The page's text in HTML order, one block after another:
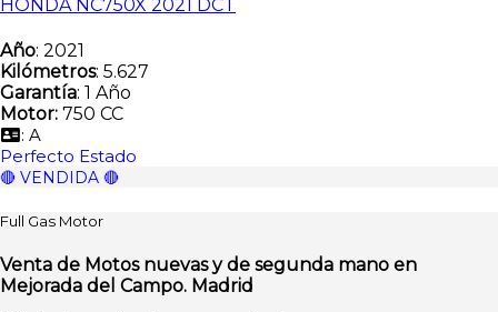
HONDA NC750X 2021 DCT
Año: 2021
Kilómetros: 5.627
Garantía: 1 Año
Motor: 750 CC
: A
Perfecto Estado
🔴 VENDIDA 🔴
Full Gas Motor
Venta de Motos nuevas y de segunda mano en
Mejorada del Campo. Madrid